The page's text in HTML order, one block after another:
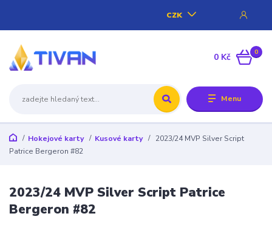
Menu
CZK
0
0 Kč
Hokejové karty Kusové karty
2023/24 MVP Silver Script
Patrice Bergeron #82
2023/24 MVP Silver Script Patrice
Bergeron #82